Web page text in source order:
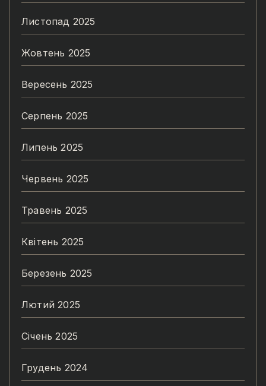
Листопад 2025
Жовтень 2025
Вересень 2025
Серпень 2025
Липень 2025
Червень 2025
Травень 2025
Квітень 2025
Березень 2025
Лютий 2025
Січень 2025
Грудень 2024